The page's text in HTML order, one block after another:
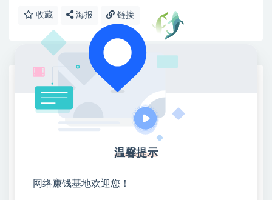
收藏 海报 链接
网赚基地简介
站长微信：无
❤本站：本站整合多方资源站，主要面向互联网创业
类&副业类，资源丰富 物超所值。
❤能助您：找项目 + 低成本创业 + 减少信息差 + 见识
❤本站为众多团队提供了重要价值，也为众多创业者
温馨提示
网络赚钱基地欢迎您！